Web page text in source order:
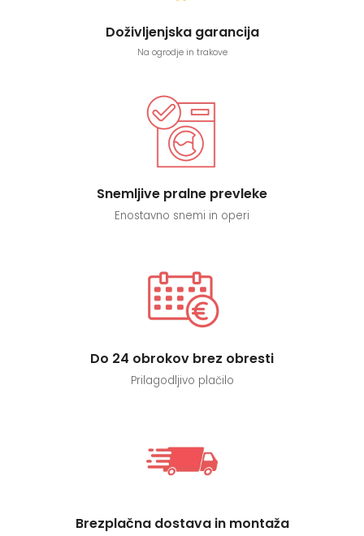
Doživljenjska garancija
Na ogrodje in trakove
Snemljive pralne prevleke
Enostavno snemi in operi
Do 24 obrokov brez obresti
Prilagodljivo plačilo
Brezplačna dostava in montaža